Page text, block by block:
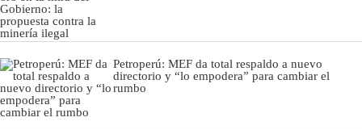
Petroperú: MEF da total respaldo a nuevo
directorio y “lo empodera” para cambiar el
rumbo